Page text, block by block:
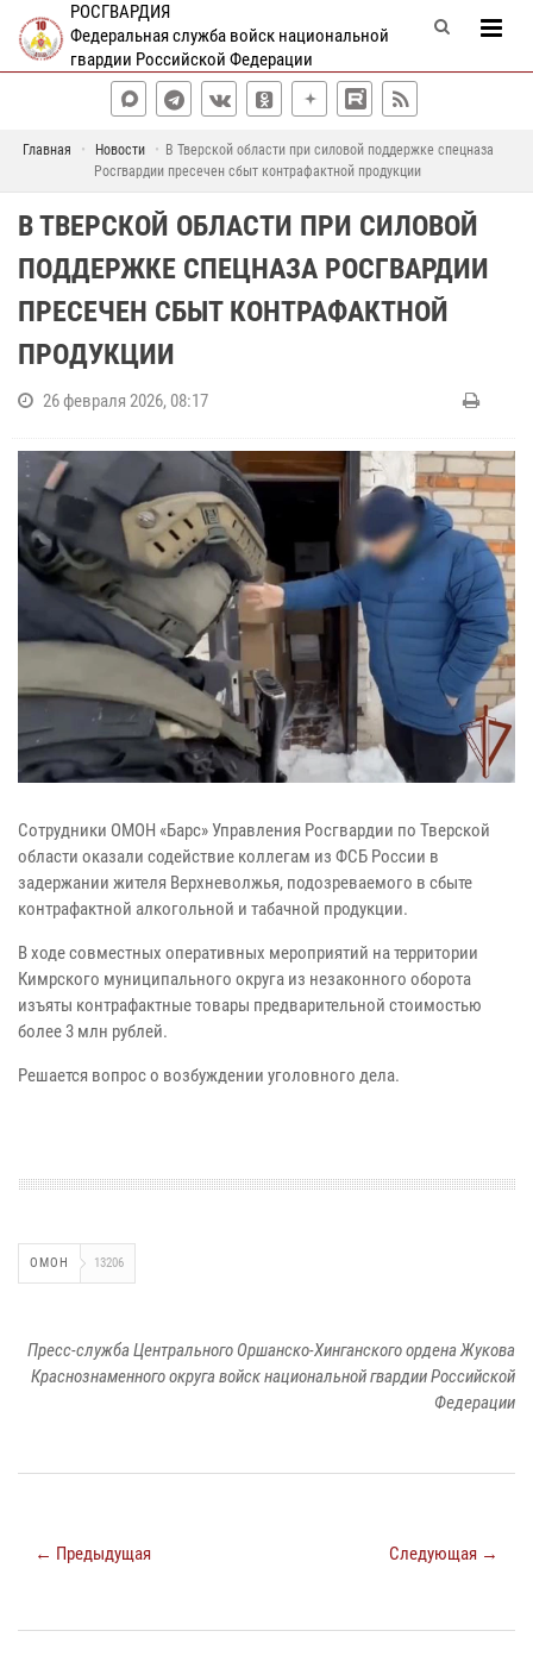
РОСГВАРДИЯ
Федеральная служба войск национальной
гвардии Российской Федерации
Главная Новости
В Тверской области при силовой поддержке спецназа
Росгвардии пресечен сбыт контрафактной продукции
В ТВЕРСКОЙ ОБЛАСТИ ПРИ СИЛОВОЙ
ПОДДЕРЖКЕ СПЕЦНАЗА РОСГВАРДИИ
ПРЕСЕЧЕН СБЫТ КОНТРАФАКТНОЙ
ПРОДУКЦИИ
26 февраля 2026, 08:17
Сотрудники ОМОН «Барс» Управления Росгвардии по Тверской
области оказали содействие коллегам из ФСБ России в
задержании жителя Верхневолжья, подозреваемого в сбыте
контрафактной алкогольной и табачной продукции.
В ходе совместных оперативных мероприятий на территории
Кимрского муниципального округа из незаконного оборота
изъяты контрафактные товары предварительной стоимостью
более 3 млн рублей.
Решается вопрос о возбуждении уголовного дела.
ОМОН 13206
Пресс-служба Центрального Оршанско-Хинганского ордена Жукова
Краснознаменного округа войск национальной гвардии Российской
Федерации
← Предыдущая Следующая →